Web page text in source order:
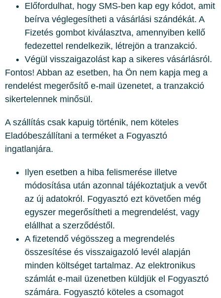
Előfordulhat, hogy SMS-ben kap egy kódot, amit
beírva véglegesítheti a vásárlási szándékát. A
Fizetés gombot kiválasztva, amennyiben kellő
fedezettel rendelkezik, létrejön a tranzakció.
Végül visszaigazolást kap a sikeres vásárlásról.
Fontos! Abban az esetben, ha Ön nem kapja meg a
rendelést megerősítő e-mail üzenetet, a tranzakció
sikertelennek minősül.
A szállítás csak kapuig történik, nem köteles
Eladóbeszállítani a terméket a Fogyasztó
ingatlanjára.
Ilyen esetben a hiba felismerése illetve
módosítása után azonnal tájékoztatjuk a vevőt
az új adatokról. Fogyasztó ezt követően még
egyszer megerősítheti a megrendelést, vagy
elállhat a szerződéstől.
A fizetendő végösszeg a megrendelés
összesítése és visszaigazoló levél alapján
minden költséget tartalmaz. Az elektronikus
számlát e-mail üzenetben küldjük el Fogyasztó
számára. Fogyasztó köteles a csomagot